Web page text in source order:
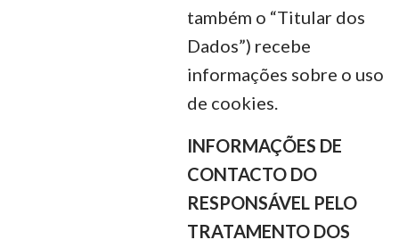
também o “Titular dos
Dados”) recebe
informações sobre o uso
de cookies.
INFORMAÇÕES DE
CONTACTO DO
RESPONSÁVEL PELO
TRATAMENTO DOS